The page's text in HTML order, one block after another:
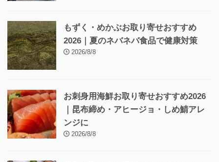
もずく・めかぶお取り寄せおすすめ
2026｜夏のネバネバ食品で健康対策
2026/8/8
お刺身用海鮮お取り寄せおすすめ2026
｜昆布締め・アヒージョ・しめ鯖アレ
ンジに
2026/8/8